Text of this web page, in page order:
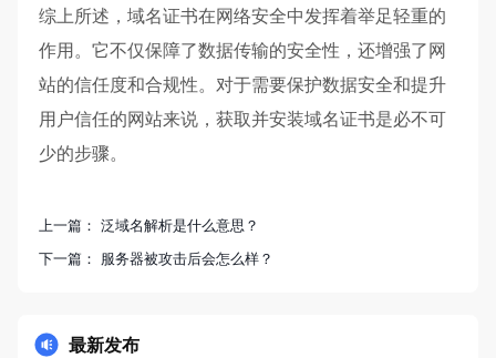
综上所述，域名证书在网络安全中发挥着举足轻重的
作用。它不仅保障了数据传输的安全性，还增强了网
站的信任度和合规性。对于需要保护数据安全和提升
用户信任的网站来说，获取并安装域名证书是必不可
少的步骤。
上一篇：泛域名解析是什么意思？
下一篇： 服务器被攻击后会怎么样？
最新发布